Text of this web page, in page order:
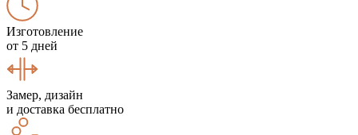
Изготовление
от 5 дней
Замер, дизайн
и доставка бесплатно